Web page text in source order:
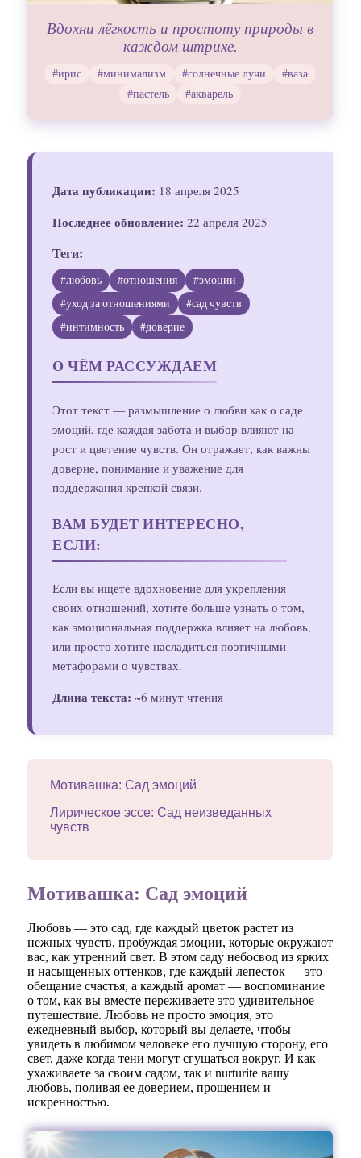
Вдохни лёгкость и простоту природы в
каждом штрихе.
#ирис #минимализм #солнечные лучи
#ваза
#пастель
#акварель
Дата публикации: 18 апреля 2025
Последнее обновление: 22 апреля 2025
Теги:
#любовь #отношения
#эмоции
#уход за отношениями
#сад чувств
#интимность
#доверие
О ЧЁМ РАССУЖДАЕМ
Этот текст — размышление о любви как о саде
эмоций, где каждая забота и выбор влияют на
рост и цветение чувств. Он отражает, как важны
доверие, понимание и уважение для
поддержания крепкой связи.
ВАМ БУДЕТ ИНТЕРЕСНО,
ЕСЛИ:
Если вы ищете вдохновение для укрепления
своих отношений, хотите больше узнать о том,
как эмоциональная поддержка влияет на любовь,
или просто хотите насладиться поэтичными
метафорами о чувствах.
Длина текста: ~6 минут чтения
Мотивашка: Сад эмоций
Лирическое эссе: Сад неизведанных
чувств
Мотивашка: Сад эмоций
Любовь — это сад, где каждый цветок растет из
нежных чувств, пробуждая эмоции, которые окружают
вас, как утренний свет. В этом саду небосвод из ярких
и насыщенных оттенков, где каждый лепесток — это
обещание счастья, а каждый аромат — воспоминание
о том, как вы вместе переживаете это удивительное
путешествие. Любовь не просто эмоция, это
ежедневный выбор, который вы делаете, чтобы
увидеть в любимом человеке его лучшую сторону, его
свет, даже когда тени могут сгущаться вокруг. И как
ухаживаете за своим садом, так и nurturite вашу
любовь, поливая ее доверием, прощением и
искренностью.